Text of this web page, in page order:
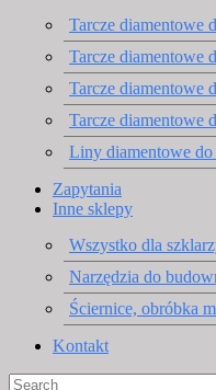
Tarcze diamentowe
Tarcze diamentowe
Tarcze diamentowe
Tarcze diamentowe
Liny diamentowe do
Zapytania
Inne sklepy
Wszystko dla
Narzędzia do
Ściernice, obróbka
Kontakt